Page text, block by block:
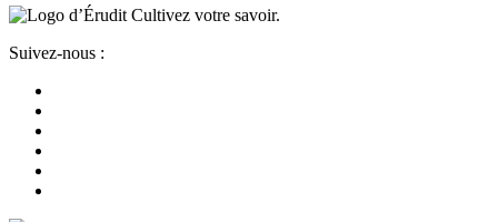
Cultivez votre savoir.
Suivez-nous :